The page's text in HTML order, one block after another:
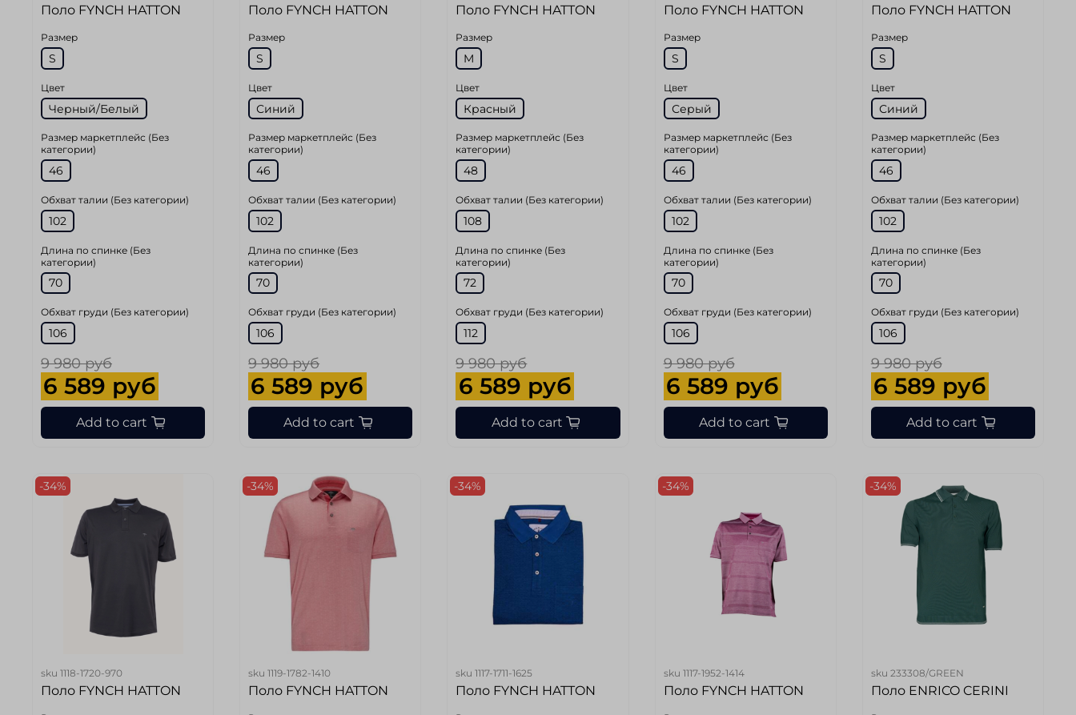
Поло FYNCH HATTON
Размер
S
Цвет
Черный/Белый
Размер маркетплейс (Без
категории)
46
Обхват талии (Без категории)
102
Длина по спинке (Без
категории)
70
Обхват груди (Без категории)
106
9 980 руб
6 589 руб
Add to cart
Поло FYNCH HATTON
Размер
S
Цвет
Синий
Размер маркетплейс (Без
категории)
46
Обхват талии (Без категории)
102
Длина по спинке (Без
категории)
70
Обхват груди (Без категории)
106
9 980 руб
6 589 руб
Add to cart
Поло FYNCH HATTON
Размер
M
Цвет
Красный
Размер маркетплейс (Без
категории)
48
Обхват талии (Без категории)
108
Длина по спинке (Без
категории)
72
Обхват груди (Без категории)
112
9 980 руб
6 589 руб
Add to cart
Поло FYNCH HATTON
Размер
S
Цвет
Серый
Размер маркетплейс (Без
категории)
46
Обхват талии (Без категории)
102
Длина по спинке (Без
категории)
70
Обхват груди (Без категории)
106
9 980 руб
6 589 руб
Add to cart
Поло FYNCH HATTON
Размер
S
Цвет
Синий
Размер маркетплейс (Без
категории)
46
Обхват талии (Без категории)
102
Длина по спинке (Без
категории)
70
Обхват груди (Без категории)
106
9 980 руб
6 589 руб
Add to cart
-34%
sku 1118-1720-970
Поло FYNCH HATTON
-34%
sku1119-1782-1410
Поло FYNCH HATTON
-34%
sku1117-1711-1625
Поло FYNCH HATTON
-34%
sku 1117-1952-1414
Поло FYNCH HATTON
-34%
sku 233308/GREEN
Поло ENRICO CERINI